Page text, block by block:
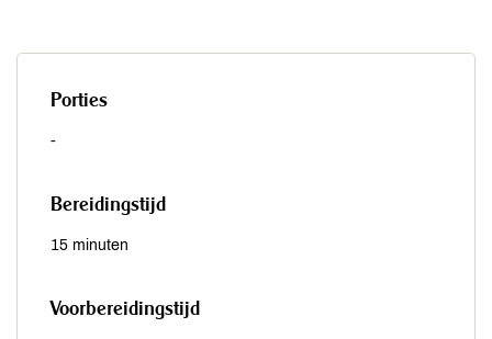
Porties
-
Bereidingstijd
15 minuten
Voorbereidingstijd